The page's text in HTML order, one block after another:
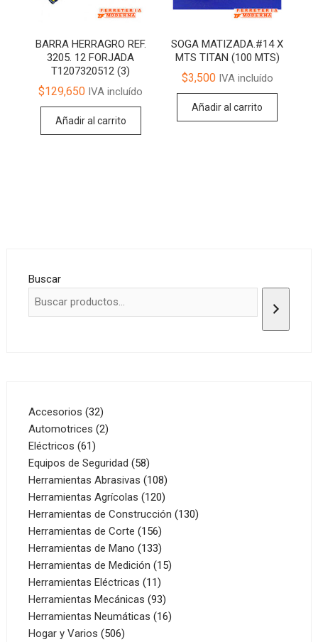
BARRA HERRAGRO REF.
3205. 12 FORJADA
T1207320512 (3)
$129,650 IVA incluído
Añadir al carrito
SOGA MATIZADA.#14 X
MTS TITAN (100 MTS)
$3,500IVA incluído
Añadir al carrito
Buscar
Accesorios 3232
productos
Automotrices 22
Eléctricos 6161
productos
Equipos de Seguridad 5858
productos
Herramientas Abrasivas 108108
productos
Herramientas Agrícolas 120120
productos
Herramientas de Construcción 130130
Herramientas de Corte 156156
productos
Herramientas de Mano 133133
productos
Herramientas de Medición 1515
Herramientas Eléctricas 1111
productos
Herramientas Mecánicas 9393
productos
Herramientas Neumáticas 1616
Hogar y Varios 506506